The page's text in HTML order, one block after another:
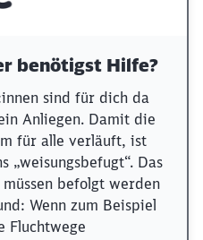
benötigst Hilfe?
sind für dich da
Anliegen. Damit die
für alle verläuft, ist
„weisungsbefugt“. Das
befolgt werden
Wenn zum Beispiel
Fluchtwege